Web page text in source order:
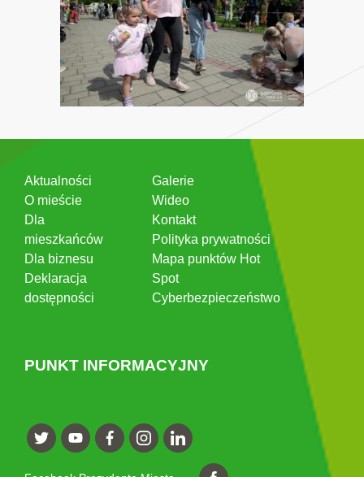
Aktualności
O mieście
Dla
mieszkańców
Dla biznesu
Deklaracja
dostępności
Galerie
Wideo
Kontakt
Polityka prywatności
Mapa punktów Hot
Spot
Cyberbezpieczeństwo
PUNKT INFORMACYJNY